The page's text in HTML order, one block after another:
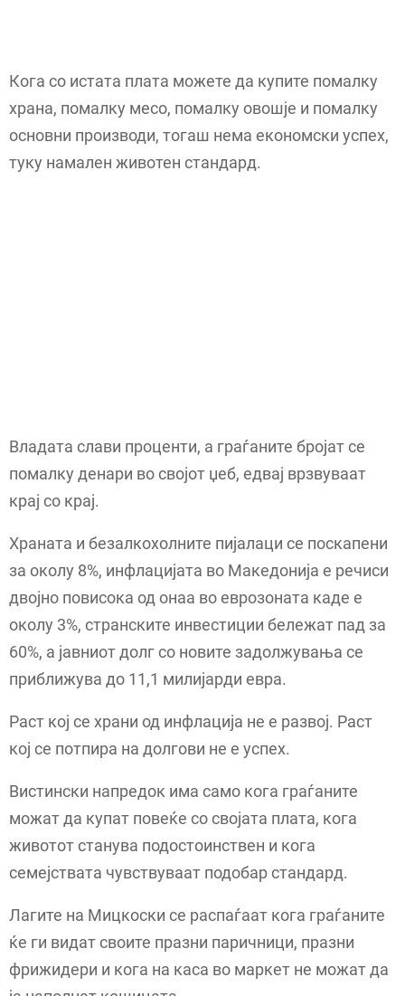
Кога со истата плата можете да купите помалку
храна, помалку месо, помалку овошје и помалку
основни производи, тогаш нема економски успех,
туку намален животен стандард.
Владата слави проценти, а граѓаните бројат се
помалку денари во својот џеб, едвај врзвуваат
крај со крај.
Храната и безалкохолните пијалаци се поскапени
за околу 8%, инфлацијата во Македонија е речиси
двојно повисока од онаа во еврозоната каде е
околу 3%, странските инвестиции бележат пад за
60%, а јавниот долг со новите задолжувања се
приближува до 11,1 милијарди евра.
Раст кој се храни од инфлација не е развој. Раст
кој се потпира на долгови не е успех.
Вистински напредок има само кога граѓаните
можат да купат повеќе со својата плата, кога
животот станува подостоинствен и кога
семејствата чувствуваат подобар стандард.
Лагите на Мицкоски се распаѓаат кога граѓаните
ќе ги видат своите празни паричници, празни
фрижидери и кога на каса во маркет не можат да